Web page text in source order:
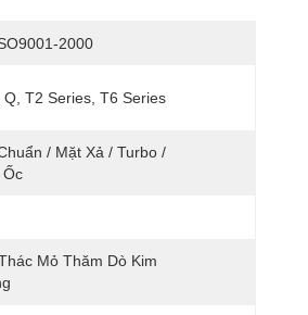
2000
Q, T2 Series, T6 Series
/ Mặt Xả / Turbo /
Ốc
Mỏ Thăm Dò Kim